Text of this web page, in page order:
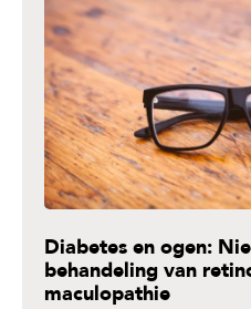
Diabetes en ogen:
behandeling van
maculopathie